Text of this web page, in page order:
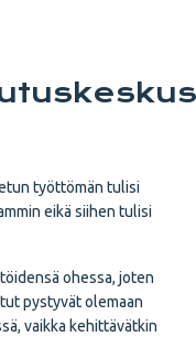
työttömän tulisi
eikä siihen tulisi
ohessa, joten
pystyvät olemaan
vaikka kehittävätkin